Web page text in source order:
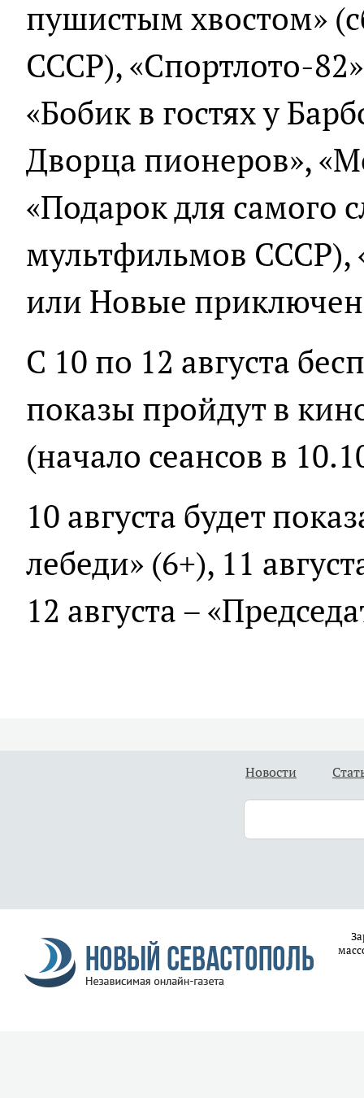
пушистым хвостом»
СССР), «Спортлото-
«Бобик в гостях у
Дворца пионеров»,
«Подарок для самого
мультфильмов СССР),
или Новые
С 10 по 12 августа
показы пройдут в
(начало сеансов в
10 августа будет
лебеди» (6+), 11
12 августа –
Новости